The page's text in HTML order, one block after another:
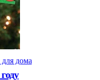
для дома